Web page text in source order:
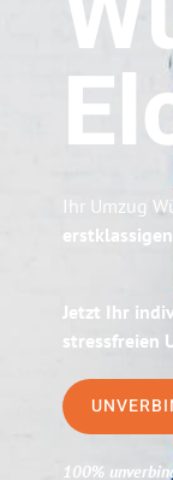
Ihr Umzug
Jetzt Ihr
stressfreien
100%